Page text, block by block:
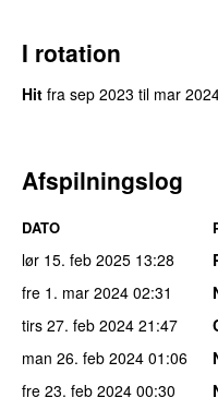
I rotation
Hit fra sep 2023 til mar
Afspilningslog
DATO
lør 15. feb 2025 13:28
fre 1. mar 2024 02:31
tirs 27. feb 2024 21:47
man 26. feb 2024 01:06
fre 23. feb 2024 00:30